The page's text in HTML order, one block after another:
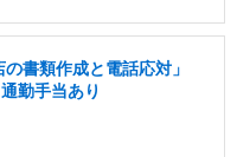
書類作成と電話応対」
勤手当あり